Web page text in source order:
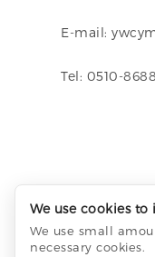
E-mail:
Tel: 0510-
We use cookies
We use small
necessary cookies.